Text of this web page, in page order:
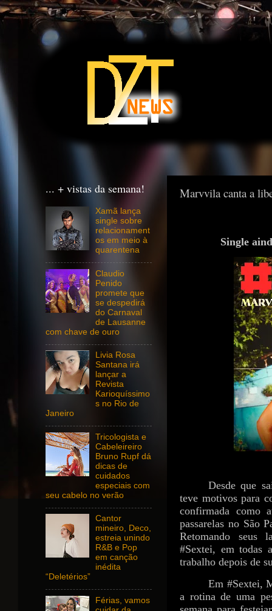
Marvvila canta a
Single
Desde que
teve motivos para
confirmada como
passarelas no São
Retomando seus
#Sextei, em todas
trabalho depois de
Em #Sextei,
a rotina de uma
... + vistas da semana!
Xamã lança
single sobre
relacionament
os em meio à
quarentena
Claudio
Penido
promete que
se despedirá
do Carnaval
de Lausanne
com chave de ouro
Livia Rosa
Santana irá
lançar a
Revista
Karioquíssimo
s no Rio de
Janeiro
Tricologista e
Cabeleireiro
Bruno Rupf dá
dicas de
cuidados
especiais com
seu cabelo no verão
Cantor
mineiro, Deco,
estreia unindo
R&B e Pop
em canção
inédita
“Deletérios”
Férias, vamos